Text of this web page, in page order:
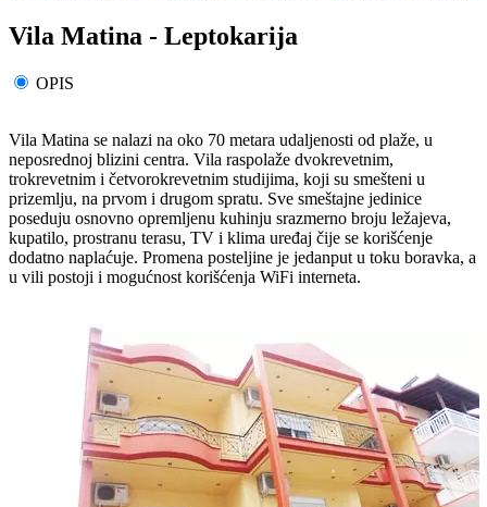
Vila Matina - Leptokarija
OPIS
Vila Matina se nalazi na oko 70 metara udaljenosti od plaže, u
neposrednoj blizini centra. Vila raspolaže dvokrevetnim,
trokrevetnim i četvorokrevetnim studijima, koji su smešteni u
prizemlju, na prvom i drugom spratu. Sve smeštajne jedinice
poseduju osnovno opremljenu kuhinju srazmerno broju ležajeva,
kupatilo, prostranu terasu, TV i klima uređaj čije se korišćenje
dodatno naplaćuje. Promena posteljine je jedanput u toku boravka, a
u vili postoji i mogućnost korišćenja WiFi interneta.